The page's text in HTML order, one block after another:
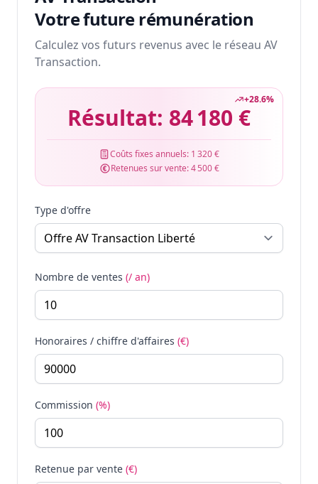
Votre future rémunération
Calculez vos futurs revenus avec le réseau AV
Transaction.
+28.6%
Résultat: 84 180 €
Coûts fixes annuels: 1 320 €
Retenues sur vente:4 500 €
Type d'offre
Nombre de ventes (/ an)
Honoraires / chiffre d'affaires (€)
Commission (%)
Retenue par vente (€)